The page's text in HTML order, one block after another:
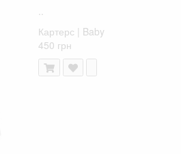
Картерс | Baby
450 грн